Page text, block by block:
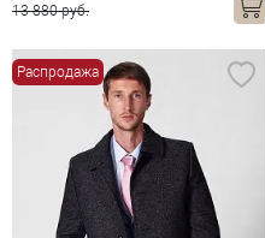
13 880 руб.
Распродажа